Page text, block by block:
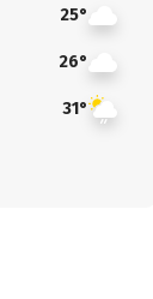
25°
26°
31°